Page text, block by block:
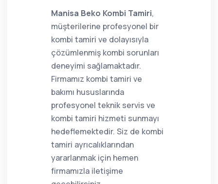
Manisa Beko Kombi Tamiri,
müşterilerine profesyonel bir
kombi tamiri ve dolayısıyla
çözümlenmiş kombi sorunları
deneyimi sağlamaktadır.
Firmamız kombi tamiri ve
bakımı hususlarında
profesyonel teknik servis ve
kombi tamiri hizmeti sunmayı
hedeflemektedir. Siz de kombi
tamiri ayrıcalıklarından
yararlanmak için hemen
firmamızla iletişime